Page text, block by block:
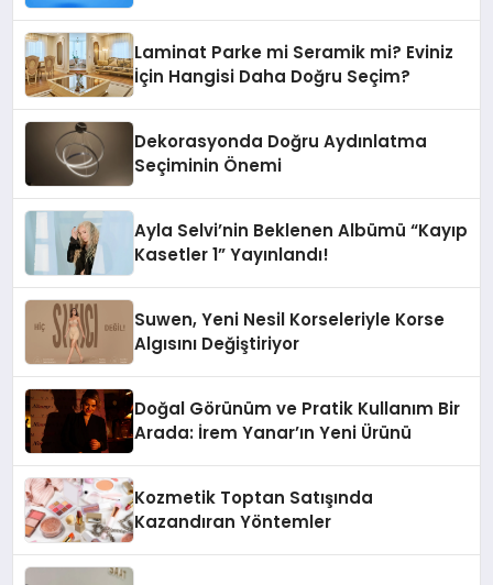
Laminat Parke mi Seramik mi? Eviniz
İçin Hangisi Daha Doğru Seçim?
Dekorasyonda Doğru Aydınlatma
Seçiminin Önemi
Ayla Selvi’nin Beklenen Albümü “Kayıp
Kasetler 1” Yayınlandı!
Suwen, Yeni Nesil Korseleriyle Korse
Algısını Değiştiriyor
Doğal Görünüm ve Pratik Kullanım Bir
Arada: İrem Yanar’ın Yeni Ürünü
Kozmetik Toptan Satışında
Kazandıran Yöntemler